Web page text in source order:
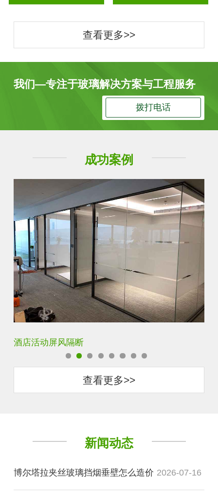
查看更多>>
我们—专注于玻璃解决方案与工程服务
拨打电话
成功案例
卧室厨房书房装饰隔断屏风
查看更多>>
新闻动态
博尔塔拉夹丝玻璃挡烟垂壁怎么造价 2026-07-16